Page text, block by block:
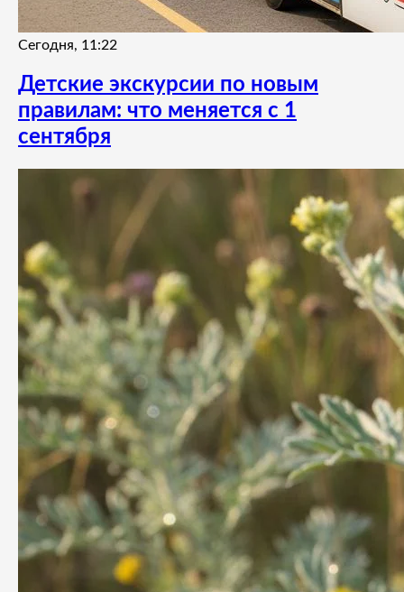
Сегодня, 11:22
Детские экскурсии по новым
правилам: что меняется с 1
сентября